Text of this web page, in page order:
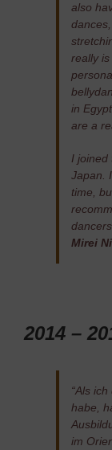
also
really
in
are a
I joined
Japan.
time,
Mirei
2014 –
“Als
habe,
im